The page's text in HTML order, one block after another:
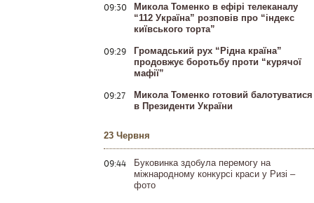
09:30
Микола Томенко в ефірі телеканалу
“112 Україна” розповів про “індекс
київського торта”
09:29
Громадський рух “Рідна країна”
продовжує боротьбу проти “курячої
мафії”
09:27
Микола Томенко готовий балотуватися
в Президенти України
23 Червня
09:44
Буковинка здобула перемогу на
міжнародному конкурсі краси у Ризі –
фото